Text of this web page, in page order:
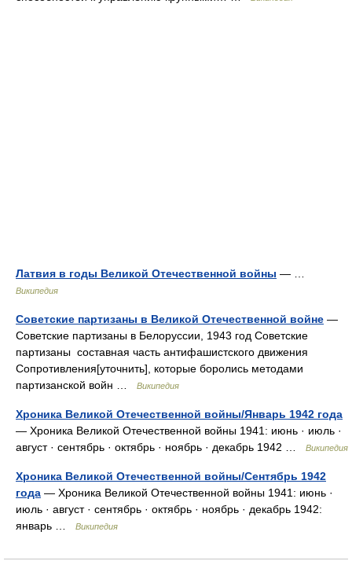
Латвия в годы Великой Отечественной войны — …
Википедия
Советские партизаны в Великой Отечественной войне —
Советские партизаны в Белоруссии, 1943 год Советские
партизаны составная часть антифашистского движения
Сопротивления[уточнить], которые боролись методами
партизанской войн …
Википедия
Хроника Великой Отечественной войны/Январь 1942 года
— Хроника Великой Отечественной войны 1941: июнь · июль ·
август · сентябрь · октябрь · ноябрь · декабрь 1942 …
Википедия
Хроника Великой Отечественной войны/Сентябрь 1942
года — Хроника Великой Отечественной войны 1941: июнь ·
июль · август · сентябрь · октябрь · ноябрь · декабрь 1942:
январь …
Википедия